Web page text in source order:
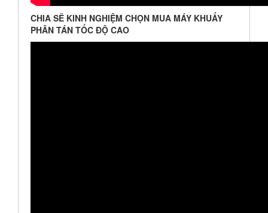
CHIA SẼ KINH NGHIỆM CHỌN MUA MÁY KHUẤY
PHÂN TÁN TỐC ĐỘ CAO